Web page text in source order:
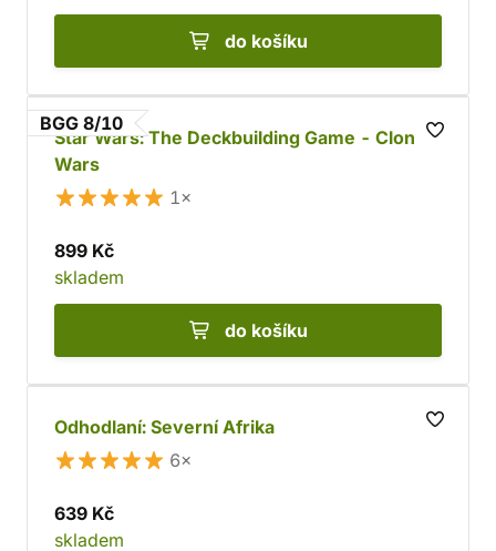
do košíku
BGG 8/10
Star Wars: The Deckbuilding Game - Clone
Wars
1×
899 Kč
skladem
do košíku
Odhodlaní: Severní Afrika
6×
639 Kč
skladem